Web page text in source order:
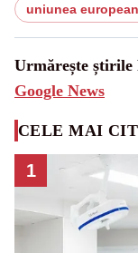
uniunea
Urmărește știrile
Google News
CELE MAI
1